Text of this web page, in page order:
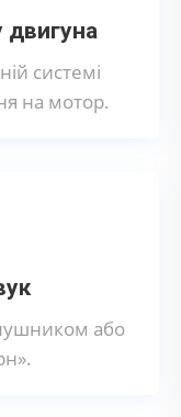
двигуна
системі
на мотор.
або